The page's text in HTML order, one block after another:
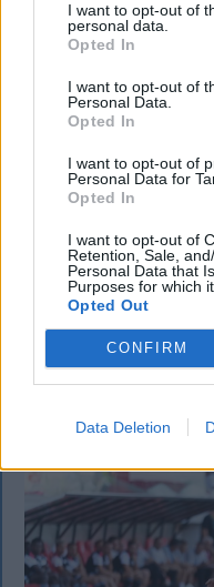
I want to opt-out of
personal data.
Opted In
I want to opt-out of
Personal Data.
Opted In
I want to opt-out of
Personal Data for
Opted In
I want to opt-out of
Retention, Sale,
Personal Data that
Purposes for which
Opted Out
CONFIRM
Data Deletion
CSÍKSZÉK
UDVARHELYSZÉK
HÁROMSZÉK
MAROSSZÉK
AJÁNLJUK